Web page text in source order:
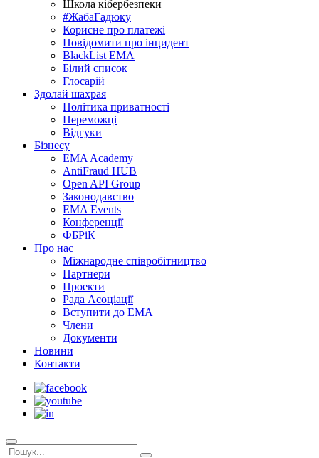
Школа кібербезпеки
#ЖабаГадюку
Корисне про платежі
Повідомити про інцидент
BlackList EMA
Білий список
Глосарій
Здолай шахрая
Політика приватності
Переможцi
Відгуки
Бізнесу
EMA Academy
AntiFraud HUB
Open API Group
Законодавство
EMA Events
Конференції
ФБРіК
Про нас
Міжнародне співробітництво
Партнери
Проекти
Рада Асоціації
Вступити до ЕМА
Члени
Документи
Новини
Контакти